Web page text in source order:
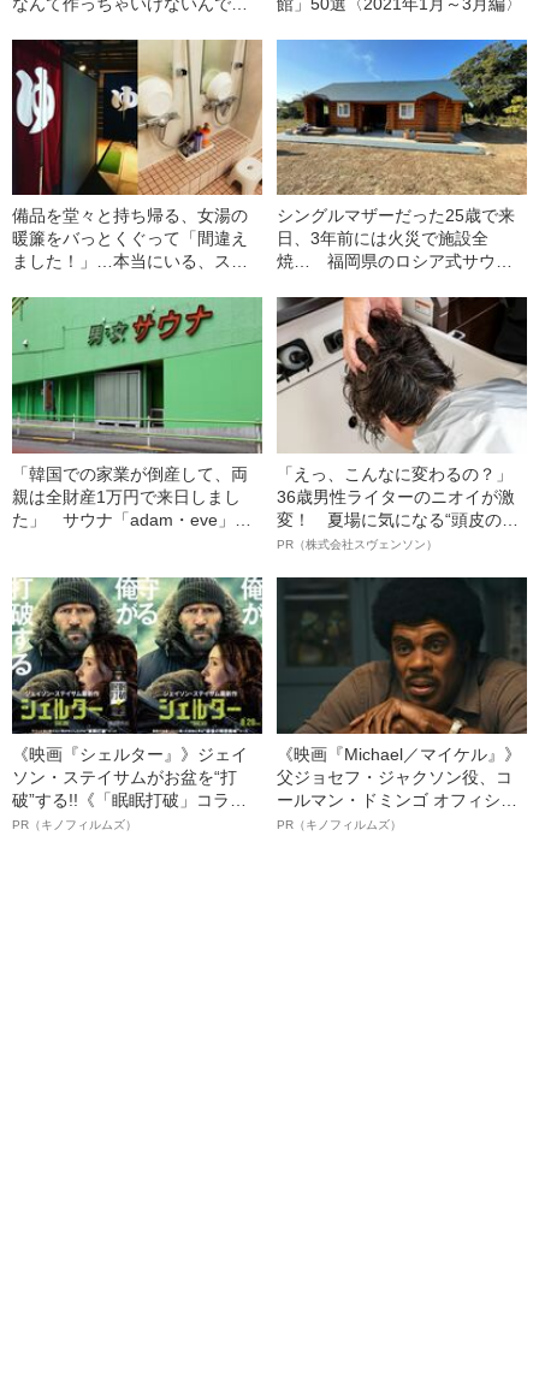
が“アジア初の参加”を目指す“サ
ウナの世界大会”とは
備品を堂々と持ち帰る、女湯の
暖簾をバっとくぐって「間違え
ました！」…本当にいる、スー
シングルマザーだった25歳で来
日、3年前には火災で施設全
焼… 福岡県のロシア式サウナ
四半世紀
「韓国での家業が倒産して、両
親は全財産1万円で来日しまし
た」 サウナ「adam・eve」経
「えっ、こんなに変わるの？」
36歳男性ライターのニオイが激
変！ 夏場に気になる“頭皮のニ
オイ”や“ベタつき”を解消す
ト”が生み出した徹底ケアとは
PR（株式会社スヴェンソン）
《映画『シェルター』》ジェイ
ソン・ステイサムがお盆を“打
破”する!!《「眠眠打破」コラ
ボ》
PR（キノフィルムズ）
《映画『Michael／マイケル』》
父ジョセフ・ジャクソン役、コ
ールマン・ドミンゴ オフィシャ
ルインタビュー“観客を魅了した
PR（キノフィルムズ）